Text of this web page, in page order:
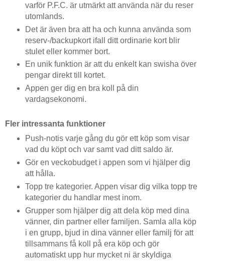
varför P.F.C. är utmärkt att använda när du reser
utomlands.
Det är även bra att ha och kunna använda som
reserv-/backupkort ifall ditt ordinarie kort blir
stulet eller kommer bort.
En unik funktion är att du enkelt kan swisha över
pengar direkt till kortet.
Appen ger dig en bra koll på din
vardagsekonomi.
Fler intressanta funktioner
Push-notis varje gång du gör ett köp som visar
vad du köpt och var samt vad ditt saldo är.
Gör en veckobudget i appen som vi hjälper dig
att hålla.
Topp tre kategorier. Appen visar dig vilka topp tre
kategorier du handlar mest inom.
Grupper som hjälper dig att dela köp med dina
vänner, din partner eller familjen. Samla alla köp
i en grupp, bjud in dina vänner eller familj för att
tillsammans få koll på era köp och gör
automatiskt upp hur mycket ni är skyldiga